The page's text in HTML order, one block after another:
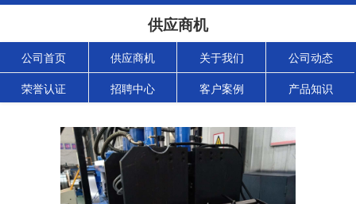
供应商机
公司首页 供应商机 关于我们 公司动态
荣誉认证 招聘中心 客户案例 产品知识